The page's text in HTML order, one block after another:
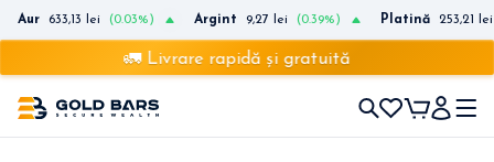
Aur 633,13 lei (0.03%) Argint 9,27 lei (0.39%) Platină 253,21 lei
🚛 Livrare rapidă și gratuită